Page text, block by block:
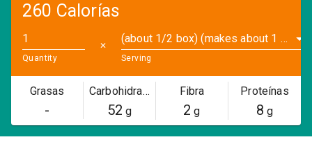
260 Calorías
Quantity
✕
(about 1/2 box) (makes about 1 cup prepared) (2.5 oz)
Serving
Grasas
-
Carbohidratos
52 g
Fibra
2 g
Proteínas
8 g